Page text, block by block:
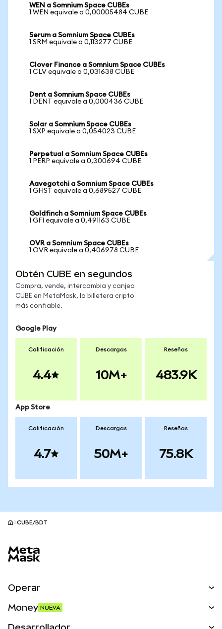
WEN a Somnium Space CUBEs
1 WEN equivale a 0,00005484 CUBE
Serum a Somnium Space CUBEs
1 SRM equivale a 0,113277 CUBE
Clover Finance a Somnium Space CUBEs
1 CLV equivale a 0,031638 CUBE
Dent a Somnium Space CUBEs
1 DENT equivale a 0,000436 CUBE
Solar a Somnium Space CUBEs
1 SXP equivale a 0,054023 CUBE
Perpetual a Somnium Space CUBEs
1 PERP equivale a 0,300694 CUBE
Aavegotchi a Somnium Space CUBEs
1 GHST equivale a 0,689527 CUBE
Goldfinch a Somnium Space CUBEs
1 GFI equivale a 0,491163 CUBE
OVR a Somnium Space CUBEs
1 OVR equivale a 0,406978 CUBE
Obtén CUBE en segundos
Compra, vende, intercambia y canjea
CUBE en MetaMask, la billetera cripto
más confiable.
Google Play
Calificación
4.4
Descargas
10M+
Reseñas
483.9K
App Store
Calificación
4.7
Descargas
50M+
Reseñas
75.8K
CUBE/BDT
Operar
Money NUEVA